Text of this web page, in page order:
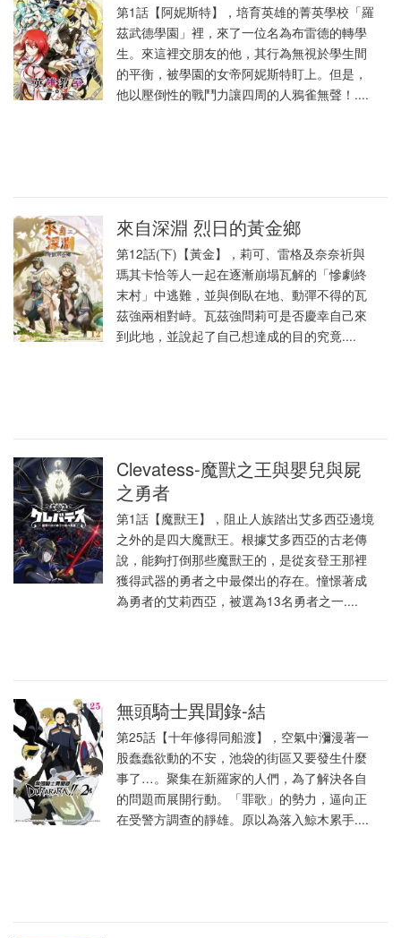
第1話【阿妮斯特】，培育英雄的菁英學校「羅
茲武德學園」裡，來了一位名為布雷德的轉學
生。來這裡交朋友的他，其行為無視於學生間
的平衡，被學園的女帝阿妮斯特盯上。但是，
他以壓倒性的戰鬥力讓四周的人鴉雀無聲！....
來自深淵 烈日的黃金鄉
第12話(下)【黃金】，莉可、雷格及奈奈祈與
瑪其卡恰等人一起在逐漸崩塌瓦解的「慘劇終
末村」中逃難，並與倒臥在地、動彈不得的瓦
茲強兩相對峙。瓦茲強問莉可是否慶幸自己來
到此地，並說起了自己想達成的目的究竟....
Clevatess-魔獸之王與嬰兒與屍
之勇者
第1話【魔獸王】，阻止人族踏出艾多西亞邊境
之外的是四大魔獸王。根據艾多西亞的古老傳
說，能夠打倒那些魔獸王的，是從亥登王那裡
獲得武器的勇者之中最傑出的存在。憧憬著成
為勇者的艾莉西亞，被選為13名勇者之一....
無頭騎士異聞錄-結
第25話【十年修得同船渡】，空氣中瀰漫著一
股蠢蠢欲動的不安，池袋的街區又要發生什麼
事了…。聚集在新羅家的人們，為了解決各自
的問題而展開行動。「罪歌」的勢力，逼向正
在受警方調查的靜雄。原以為落入鯨木累手....